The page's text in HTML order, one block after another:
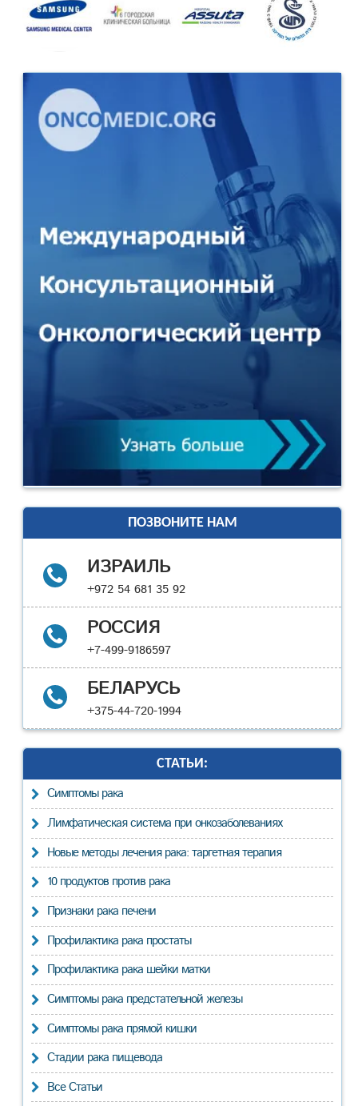
ПОЗВОНИТЕ НАМ
ИЗРАИЛЬ
+972 54 681 35 92
РОССИЯ
+7-499-9186597
БЕЛАРУСЬ
+375-44-720-1994
СТАТЬИ:
Cимптомы рака
Лимфатическая система при онкозаболеваниях
Новые методы лечения рака: таргетная терапия
10 продуктов против рака
Признаки рака печени
Профилактика рака простаты
Профилактика рака шейки матки
Симптомы рака предстательной железы
Симптомы рака прямой кишки
Стадии рака пищевода
Все Статьи